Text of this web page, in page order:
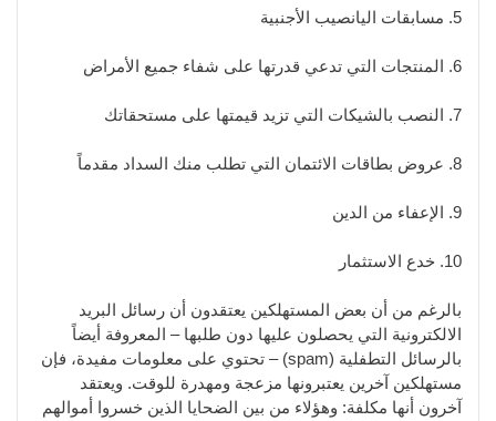
5. مسابقات اليانصيب الأجنبية
6. المنتجات التي تدعي قدرتها على شفاء جميع الأمراض
7. النصب بالشيكات التي تزيد قيمتها على مستحقاتك
8. عروض بطاقات الائتمان التي تطلب منك السداد مقدماً
9. الإعفاء من الدين
10. خدع الاستثمار
بالرغم من أن بعض المستهلكين يعتقدون أن رسائل البريد
الالكترونية التي يحصلون عليها دون طلبها – المعروفة أيضاً
بالرسائل التطفلية (spam) – تحتوي على معلومات مفيدة، فإن
مستهلكين آخرين يعتبرونها مزعجة ومهدرة للوقت. ويعتقد
آخرون أنها مكلفة: وهؤلاء من بين الضحايا الذين خسروا أموالهم